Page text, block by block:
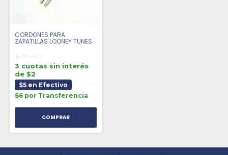
CORDONES PARA
ZAPATILLAS LOONEY TUNES
$6.90 USD
3 cuotas sin interés
de $2
$5 en Efectivo
$6 por Transferencia